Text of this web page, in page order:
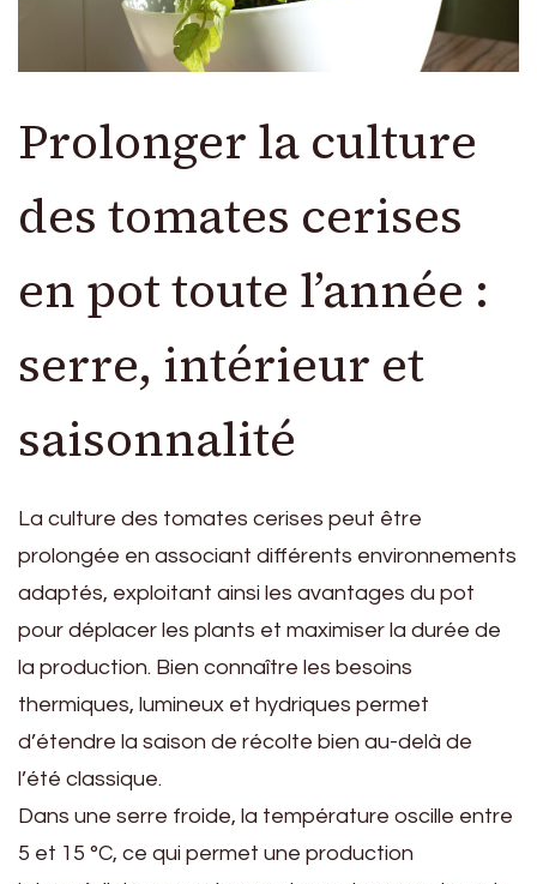
Prolonger la culture
des tomates cerises
en pot toute l’année :
serre, intérieur et
saisonnalité
La culture des tomates cerises peut être
prolongée en associant différents environnements
adaptés, exploitant ainsi les avantages du pot
pour déplacer les plants et maximiser la durée de
la production. Bien connaître les besoins
thermiques, lumineux et hydriques permet
d’étendre la saison de récolte bien au-delà de
l’été classique.
Dans une serre froide, la température oscille entre
5 et 15 °C, ce qui permet une production